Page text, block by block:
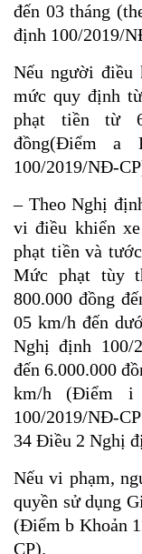
đến 03 tháng
định 100/2019/
Nếu người điều
mức quy định
phạt tiền từ
đồng(Điểm
100/2019/NĐ-
– Theo Nghị
vi điều khiển
phạt tiền và
Mức phạt tùy
800.000 đồng
05 km/h đến
Nghị định 100/
đến 6.000.000
km/h (Điểm i
100/2019/NĐ-
34 Điều 2 Nghị
Nếu vi phạm,
quyền sử dụng
(Điểm b Khoản
CP).